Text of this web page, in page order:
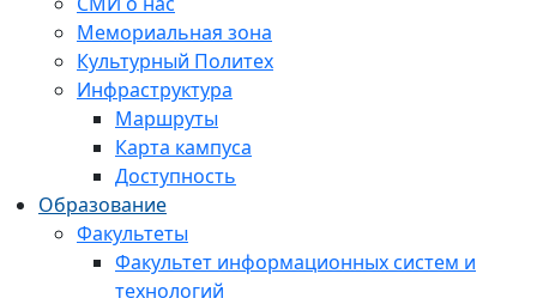
Мемориальная зона
Культурный Политех
Инфраструктура
Маршруты
Карта кампуса
Доступность
Образование
Факультеты
Факультет информационных систем и
технологий